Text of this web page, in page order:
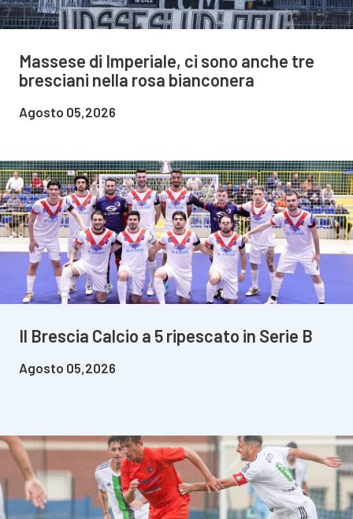
Massese di Imperiale, ci sono anche tre
bresciani nella rosa bianconera
Agosto 05,2026
Il Brescia Calcio a 5 ripescato in Serie B
Agosto 05,2026